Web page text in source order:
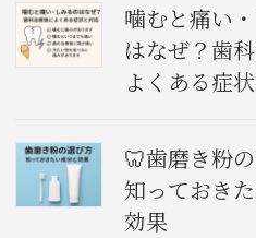
噛むと痛い
はなぜ？歯
よくある症
🦷歯磨き粉
知っておき
効果